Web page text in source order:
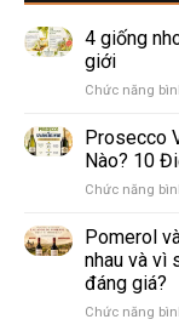
4 giống
giới
Chức năng
Prosecco
Nào? 10
Chức năng
Pomerol
nhau và vì
đáng giá?
Chức năng